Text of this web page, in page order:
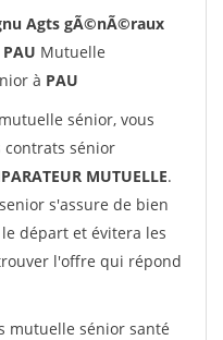
Agts gÃ©nÃ©raux
Mutuelle
à PAU
sénior, vous
contrats sénior
MUTUELLE.
s'assure de bien
départ et évitera les
l'offre qui répond
mutuelle sénior santé